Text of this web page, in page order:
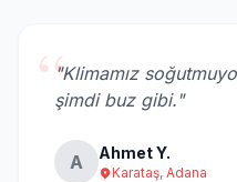
“"Klimamız
şimdi buz gibi."
A Ahmet Y.
Karataş, Adana